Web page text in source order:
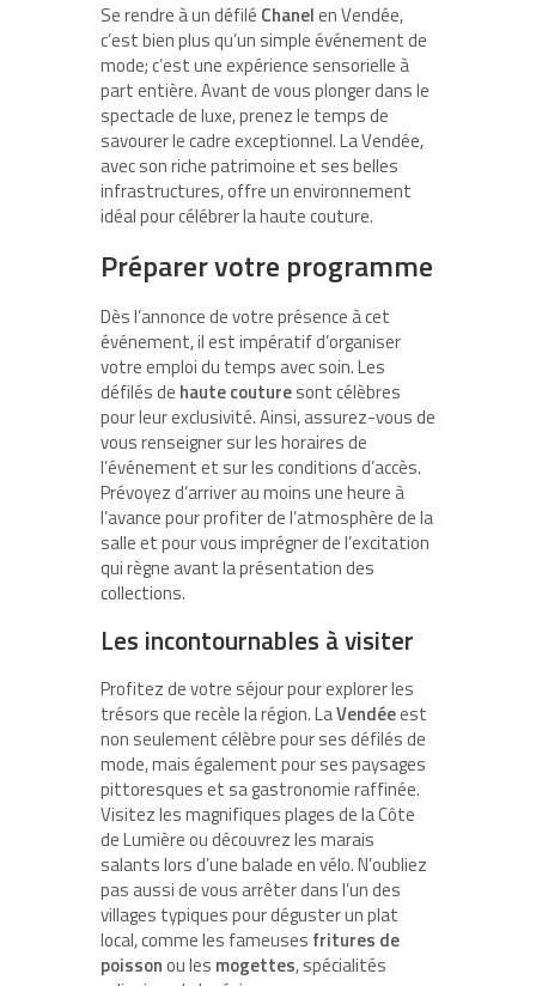
Se rendre à un défilé Chanelen Vendée,
c’est bien plus qu’un simple événement de
mode; c’est une expérience sensorielle à
part entière. Avant de vous plonger dans le
spectacle de luxe, prenez le temps de
savourer le cadre exceptionnel. La Vendée,
avec son riche patrimoine et ses belles
infrastructures, offre un environnement
idéal pour célébrer la haute couture.
Préparer votre programme
Dès l’annonce de votre présence à cet
événement, il est impératif d’organiser
votre emploi du temps avec soin. Les
défilés de haute couturesont célèbres
pour leur exclusivité. Ainsi, assurez-vous de
vous renseigner sur les horaires de
l’événement et sur les conditions d’accès.
Prévoyez d’arriver au moins une heure à
l’avance pour profiter de l’atmosphère de la
salle et pour vous imprégner de l’excitation
qui règne avant la présentation des
collections.
Les incontournables à visiter
Profitez de votre séjour pour explorer les
trésors que recèle la région. LaVendéeest
non seulement célèbre pour ses défilés de
mode, mais également pour ses paysages
pittoresques et sa gastronomie raffinée.
Visitez les magnifiques plages de la Côte
de Lumière ou découvrez les marais
salants lors d’une balade en vélo. N’oubliez
pas aussi de vous arrêter dans l’un des
villages typiques pour déguster un plat
local, comme les fameuses fritures de
poissonou les mogettes, spécialités